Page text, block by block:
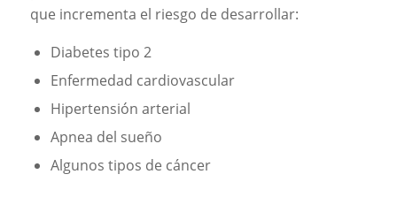
que incrementa el riesgo de desarrollar:
Diabetes tipo 2
Enfermedad cardiovascular
Hipertensión arterial
Apnea del sueño
Algunos tipos de cáncer